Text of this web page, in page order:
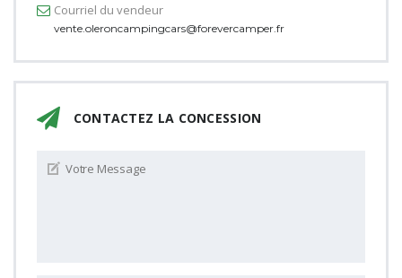
Courriel du vendeur
vente.oleroncampingcars@forevercamper.fr
CONTACTEZ LA CONCESSION